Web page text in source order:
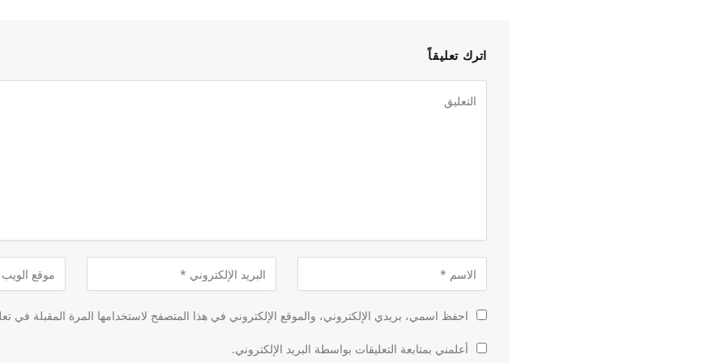
اترك تعليقاً
احفظ اسمي، بريدي الإلكتروني، والموقع الإلكتروني في هذا المتصفح لاستخدامها المرة المقبلة في
أعلمني بمتابعة التعليقات بواسطة البريد الإلكتروني.